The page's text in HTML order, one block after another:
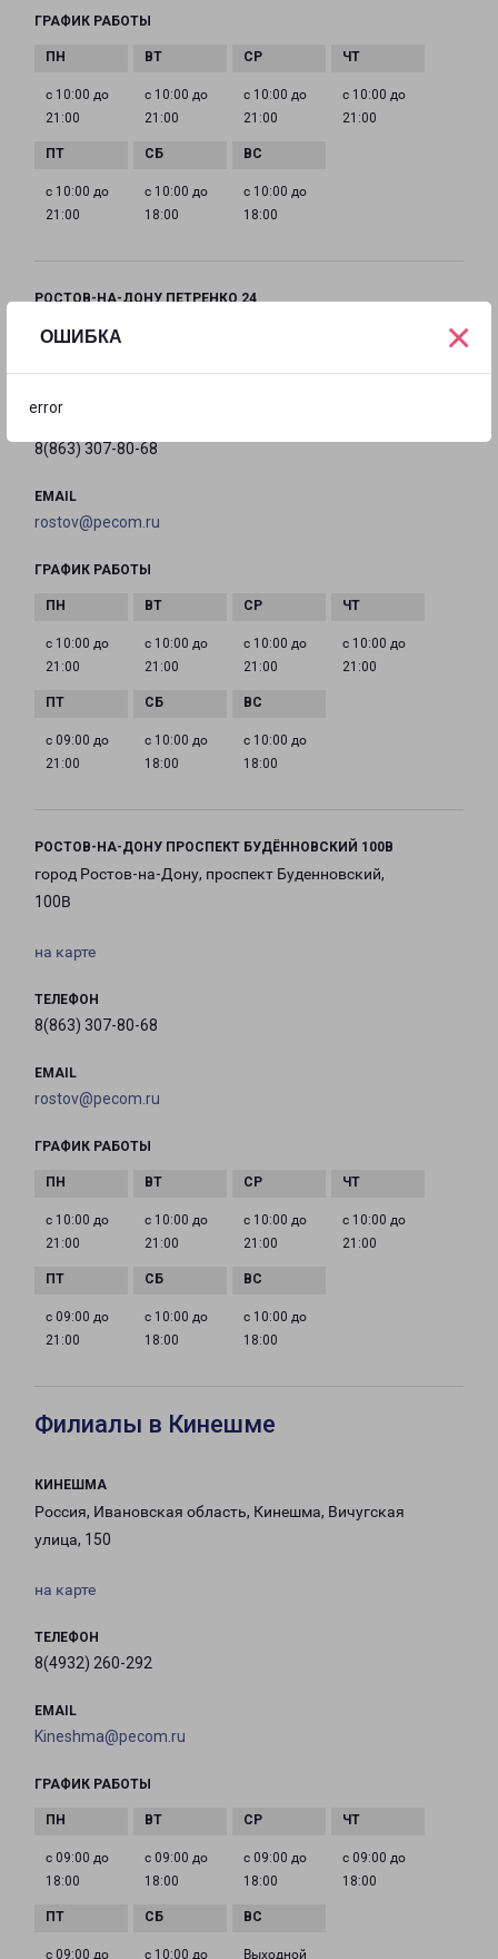
ОШИБКА
error
×
ГРАФИК РАБОТЫ
с 10:00 до
21:00
с 10:00 до
21:00
с 10:00 до
21:00
с 10:00 до
21:00
с 10:00 до
21:00
с 10:00 до
18:00
с 10:00 до
18:00
РОСТОВ-НА-ДОНУ ПЕТРЕНКО 24
город Ростов-на-Дону, улица Петренко, 24
на карте
8(863) 307-80-68
EMAIL
rostov@pecom.ru
ГРАФИК РАБОТЫ
с 10:00 до
21:00
с 10:00 до
21:00
с 10:00 до
21:00
с 10:00 до
21:00
с 09:00 до
21:00
с 10:00 до
18:00
с 10:00 до
18:00
РОСТОВ-НА-ДОНУ ПРОСПЕКТ БУДЁННОВСКИЙ 100В
город Ростов-на-Дону, проспект Буденновский,
100В
на карте
ТЕЛЕФОН
8(863) 307-80-68
EMAIL
rostov@pecom.ru
ГРАФИК РАБОТЫ
с 10:00 до
21:00
с 10:00 до
21:00
с 10:00 до
21:00
с 10:00 до
21:00
с 09:00 до
21:00
с 10:00 до
18:00
с 10:00 до
18:00
Филиалы в Кинешме
КИНЕШМА
Россия, Ивановская область, Кинешма, Вичугская
улица, 150
на карте
ТЕЛЕФОН
8(4932) 260-292
EMAIL
Kineshma@pecom.ru
ГРАФИК РАБОТЫ
с 09:00 до
18:00
с 09:00 до
18:00
с 09:00 до
18:00
с 09:00 до
18:00
с 09:00 до с 10:00 до Выходной